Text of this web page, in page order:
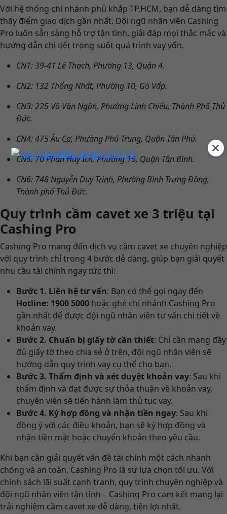
Với hệ thống chi nhánh phủ khắp TP.HCM, bạn dễ dàng tìm
thấy điểm giao dịch gần nhất. Đội ngũ nhân viên Cashing
Pro luôn sẵn sàng hỗ trợ tận tình, giải đáp mọi thắc mắc và
hướng dẫn chi tiết trong suốt quá trình vay vốn.
CN1: 39-41 Lê Thạch, Phường 13, Quận 4.
CN2: 132 Thống Nhất, Phường 10, Gò Vấp.
CN3: 225 Võ Văn Ngân, Phường Linh Chiểu, Thành Phố Thủ
Đức.
CN4: 475 Âu Cơ, Phường Phú Trung, Quận Tân Phú.
CN5: 70 Phan Huy Ích, Phường 15, Quận Tân Bình.
CN6: 748 Nguyễn Duy Trinh, Phường Bình Trưng Đông,
Thành phố Thủ Đức.
Quy trình cầm cavet xe 3 triệu tại
Cashing Pro
Cashing Pro mang đến dịch vụ cầm cavet xe chuyên nghiệp
với quy trình chỉ trong 4 bước dễ dàng, giúp bạn giải quyết
nhu cầu tài chính ngay tức thì:
Bước 1. Liên hệ tư vấn: Bạn có thể gọi ngay đến
Hotline: 1900 5000 hoặc ghé chi nhánh Cashing Pro
gần nhất để được đội ngũ nhân viên tư vấn chi tiết về
khoản vay.
Bước 2. Chuẩn bị giấy tờ cần thiết: Chỉ cần mang đầy
đủ giấy tờ theo chia sẻ ở trên, đội ngũ nhân viên sẽ
hướng dẫn quy trình vay cụ thể cho bạn.
Bước 3. Thẩm định và xét duyệt khoản vay: Sau khi
thẩm định và đạt được sự thỏa thuận về khoản vay,
chuyên viên sẽ tiến hành làm thủ tục vay.
Bước 4. Ký hợp đồng và nhận tiền ngay: Sau khi
đồng ý với các điều khoản, bạn sẽ ký hợp đồng và
nhận tiền mặt hoặc chuyển khoản theo yêu cầu.
Khi bạn cần giải quyết vấn đề tài chính một cách nhanh
chóng và an toàn, Cashing Pro là sự lựa chọn tối ưu. Với
chính sách lãi suất cạnh tranh, quy trình chuyên nghiệp và
đội ngũ nhân viên tận tình – Cashing Pro cam kết mang lại
trải nghiệm cầm cavet xe dễ dàng, tiện lợi nhất.
×